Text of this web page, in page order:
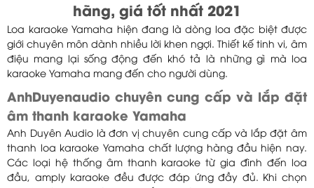
hãng, giá tốt nhất 2021
Loa karaoke Yamaha hiện đang là dòng loa đặc biệt được
giới chuyên môn dành nhiều lời khen ngợi. Thiết kế tinh vi, âm
điệu mang lại sống động đến khó tả là những gì mà loa
karaoke Yamaha mang đến cho người dùng.
AnhDuyenaudio chuyên cung cấp và lắp đặt
âm thanh karaoke Yamaha
Anh Duyên Audio là đơn vị chuyên cung cấp và lắp đặt âm
thanh loa karaoke Yamaha chất lượng hàng đầu hiện nay.
Các loại hệ thống âm thanh karaoke từ gia đình đến loa
đầu, amply karaoke đều được đáp ứng đầy đủ. Khi chọn